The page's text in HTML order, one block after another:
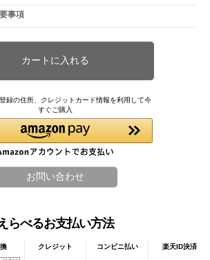
事項
録の住所、クレジットカード情報を利用して今
すぐご購入
らべるお支払い方法
クレジット コンビニ払い 楽天ID決済